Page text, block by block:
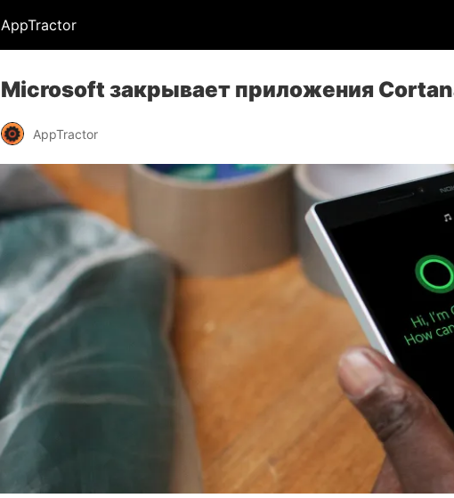
AppTractor
Microsoft закрывает приложения
AppTractor